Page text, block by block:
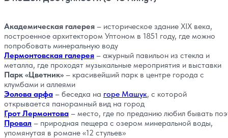
Академическая галерея – историческое здание XIX века,
построенное архитектором Уптоном в 1851 году, где можно
попробовать минеральную воду
Лермонтовская галерея – ажурный павильон из стекла и
металла, где проходят музыкальные мероприятия и выставки
Парк «Цветник» – красивейший парк в центре города с
клумбами и аллеями
Эолова арфа – беседка на горе Машук, с которой
открывается панорамный вид на город
Грот Лермонтова – место, где по преданию любил бывать
Провал – природная пещера с озером минеральной воды,
упомянутая в романе «12 стульев»